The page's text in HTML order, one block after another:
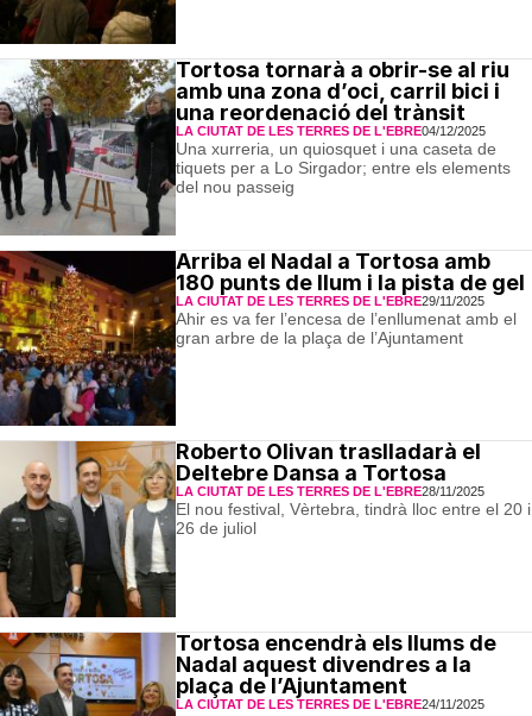
Tortosa tornarà a obrir-se al riu
amb una zona d’oci, carril bici i
una reordenació del trànsit
LA CIUTAT DE LES TERRES DE L'EBRE04/12/2025
Una xurreria, un quiosquet i una caseta de
tiquets per a Lo Sirgador; entre els elements
del nou passeig
Arriba el Nadal a Tortosa amb
180 punts de llum i la pista de gel
LA CIUTAT DE LES TERRES DE L'EBRE29/11/2025
Ahir es va fer l’encesa de l’enllumenat amb el
gran arbre de la plaça de l’Ajuntament
Roberto Olivan traslladarà el
Deltebre Dansa a Tortosa
LA CIUTAT DE LES TERRES DE L'EBRE28/11/2025
El nou festival, Vèrtebra, tindrà lloc entre el 20 i
26 de juliol
Tortosa encendrà els llums de
Nadal aquest divendres a la
plaça de l’Ajuntament
LA CIUTAT DE LES TERRES DE L'EBRE24/11/2025